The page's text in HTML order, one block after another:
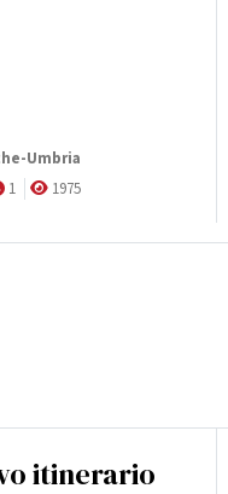
Umbria
1 1975
itinerario